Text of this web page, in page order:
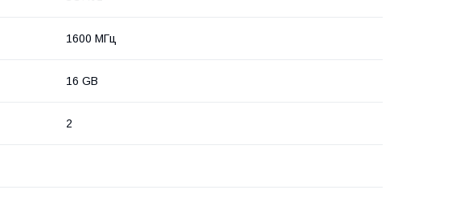
1600 МГц
16 GB
2